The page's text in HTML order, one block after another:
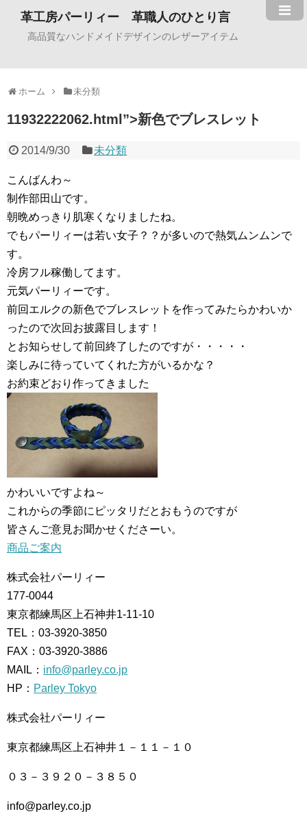
革工房パーリィー 革職人のひとり言
高品質なハンドメイドデザインのレザーアイテム
ホーム 未分類
11932222062.html”>新色でブレスレット
2014/9/30 未分類
こんばんわ～
制作部田山です。
朝晩めっきり肌寒くなりましたね。
でもパーリィーは若い女子？？が多いので熱気ムンムンで
す。
冷房フル稼働してます。
元気パーリィーです。
前回エルクの新色でブレスレットを作ってみたらかわいか
ったので次回お披露目します！
とお知らせして前回終了したのですが・・・・・
楽しみに待っていてくれた方がいるかな？
お約束どおり作ってきました
かわいいですよね～
これからの季節にピッタリだとおもうのですが
皆さんご意見お聞かせくださーい。
商品ご案内
株式会社パーリィー
177-0044
東京都練馬区上石神井1-11-10
TEL：03-3920-3850
FAX：03-3920-3886
MAIL： info@parley.co.jp
HP： Parley Tokyo
株式会社パーリィー
東京都練馬区上石神井１－１１－１０
０３－３９２０－３８５０
info@parley.co.jp